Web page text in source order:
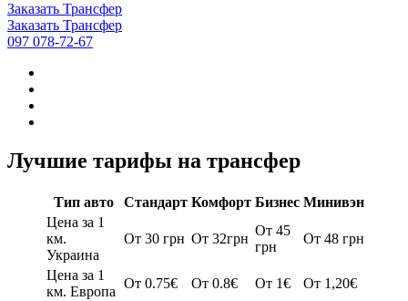
Заказать Трансфер
Заказать Трансфер
097 078-72-67
Лучшие тарифы на трансфер
Тип авто Стандарт Комфорт Бизнес Минивэн
Цена за 1
км.
Украина
От 30 грн От 32грн
От 45
грн
От 48 грн
Цена за 1
км. Европа
От 0.75€ От 0.8€ От 1€
От 1,20€